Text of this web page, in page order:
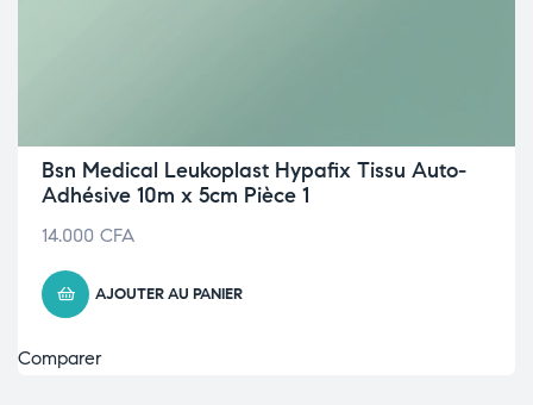
Bsn Medical Leukoplast Hypafix Tissu Auto-
Adhésive 10m x 5cm Pièce 1
14.000 CFA
AJOUTER AU PANIER
Comparer